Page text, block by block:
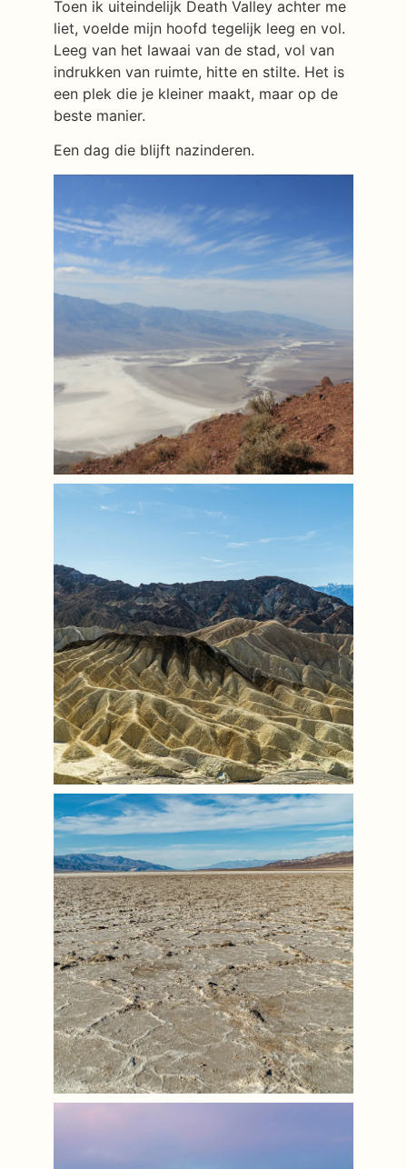
Toen ik uiteindelijk Death Valley achter me
liet, voelde mijn hoofd tegelijk leeg en vol.
Leeg van het lawaai van de stad, vol van
indrukken van ruimte, hitte en stilte. Het is
een plek die je kleiner maakt, maar op de
beste manier.
Een dag die blijft nazinderen.